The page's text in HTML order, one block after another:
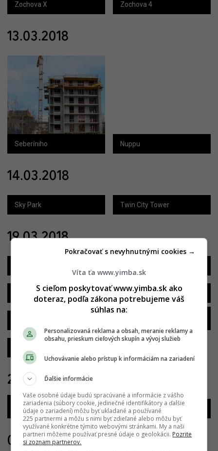
Zochova X Zochova 4
13.03.2018
Seberíniho Nuppu
14.03.2018
Sky Park Twin City Tower
19.03.2018
Blumental Proxenta Residence
Polyfunkčný dom
27.03.2018
Polyfunkčný dom
Konventná
Zochova 4
01.04.2018
Víta ťa www.yimba.sk
S cieľom poskytovať www.yimba.sk ako
doteraz, podľa zákona potrebujeme váš
súhlas na:
Personalizovaná reklama a obsah, meranie reklamy a
obsahu, prieskum cieľových skupín a vývoj služieb
Uchovávanie alebo prístup k informáciám na zariadení
Ďalšie informácie
Vaše osobné údaje budú spracúvané a informácie z vášho
zariadenia (súbory cookie, jedinečné identifikátory a ďalšie
údaje o zariadení) môžu byť ukladané a používané
225 partnermi a môžu s nimi byť zdieľané alebo môžu byť
využívané konkrétne týmito webovými stránkami. My a naši
partneri môžeme používať presné údaje o geolokácii. Pozrite
si zoznam partnerov.
Pokračovať s nevyhnutnými cookies →